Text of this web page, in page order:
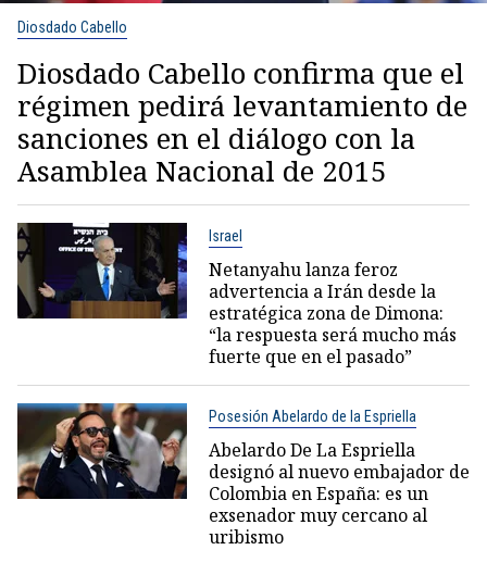
Diosdado Cabello
Diosdado Cabello confirma que el
régimen pedirá levantamiento de
sanciones en el diálogo con la
Asamblea Nacional de 2015
Israel
Netanyahu lanza feroz
advertencia a Irán desde la
estratégica zona de Dimona:
“la respuesta será mucho más
fuerte que en el pasado”
Posesión Abelardo de la Espriella
Abelardo De La Espriella
designó al nuevo embajador de
Colombia en España: es un
exsenador muy cercano al
uribismo